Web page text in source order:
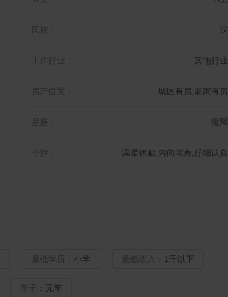
民族： 汉
工作行业： 其他行业
房产位置： 城区有房,老家有房
星座： 魔羯
个性： 温柔体贴,内向害羞,仔细认真
最低学历： 小学 最低收入： 1千以下
车子： 无车